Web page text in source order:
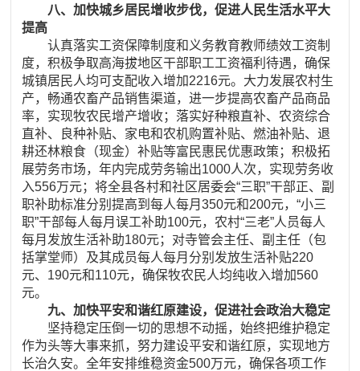
八、加快城乡居民增收步伐，促进人民生活水平大
提高
认真落实工资保障制度和义务教育教师绩效工资制
度，积极争取高海拔地区干部职工工资福利待遇，确保
城镇居民人均可支配收入增加2216元。大力发展农村生
产，畅通农畜产品销售渠道，进一步提高农畜产品商品
率，实现牧农民增产增收；落实好种粮直补、农资综合
直补、良种补贴、家电和农机购置补贴、燃油补贴、退
耕还林粮食（现金）补贴等富民惠民优惠政策；积极拓
展劳务市场，年内完成劳务输出1000人次，实现劳务收
入556万元；将全县各村和社区居委会“三职”干部正、副
职补助标准分别提高到每人每月350元和200元，“小三
职”干部每人每月误工补助100元，农村“三老”人员每人
每月发放生活补助180元；对寺管会主任、副主任（包
括掌堂师）及其成员每人每月分别发放生活补贴220
元、190元和110元，确保牧农民人均纯收入增加560
元。
九、加快平安和谐红原建设，促进社会政治大稳定
坚持稳定压倒一切的思想不动摇，始终把维护稳定
作为头等大事来抓，努力建设平安和谐红原，实现地方
长治久安。全年安排维稳资金500万元，确保各项工作